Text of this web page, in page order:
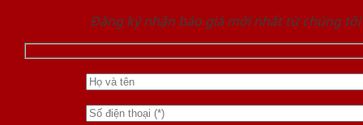
Đăng ký nhận báo giá mới nhất từ chúng tôi